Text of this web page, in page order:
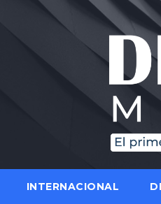
INTERNACIONAL